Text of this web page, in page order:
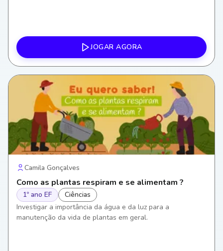
(Natal como celebração cultural e religiosa). (8)
Desenvolver empatia, diálogo e cooperação em atividades
coletivas e musicais.
JOGAR AGORA
Camila Gonçalves
Como as plantas respiram e se alimentam ?
1º ano EF
Ciências
Investigar a importância da água e da luz para a
manutenção da vida de plantas em geral.